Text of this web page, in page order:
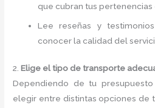
que cubran tus pertenencias
Lee reseñas y
conocer la calidad del
2.Elige el tipo de transporte
Dependiendo de tu
elegir entre distintas opciones de